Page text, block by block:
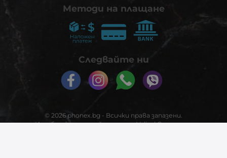
Методи на плащане
Следвайте ни
© 2026 phonex.bg - Всички права запазени.
Изработка на онлайн магазинValival Commerce